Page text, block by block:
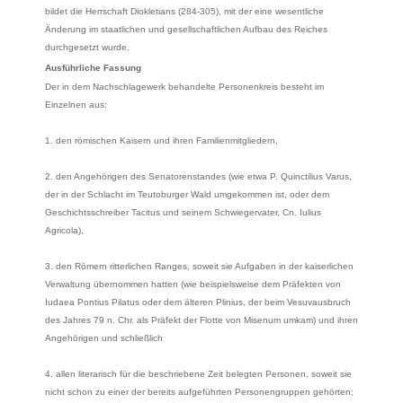
bildet die Herrschaft Diokletians (284-305), mit der eine wesentliche
Änderung im staatlichen und gesellschaftlichen Aufbau des Reiches
durchgesetzt wurde.
Ausführliche Fassung
Der in dem Nachschlagewerk behandelte Personenkreis besteht im
Einzelnen aus:
1. den römischen Kaisern und ihren Familienmitgliedern,
2. den Angehörigen des Senatorenstandes (wie etwa P. Quinctilius Varus,
der in der Schlacht im Teutoburger Wald umgekommen ist, oder dem
Geschichtsschreiber Tacitus und seinem Schwiegervater, Cn. Iulius
Agricola),
3. den Römern ritterlichen Ranges, soweit sie Aufgaben in der kaiserlichen
Verwaltung übernommen hatten (wie beispielsweise dem Präfekten von
Iudaea Pontius Pilatus oder dem älteren Plinius, der beim Vesuvausbruch
des Jahres 79 n. Chr. als Präfekt der Flotte von Misenum umkam) und ihren
Angehörigen und schließlich
4. allen literarisch für die beschriebene Zeit belegten Personen, soweit sie
nicht schon zu einer der bereits aufgeführten Personengruppen gehörten;